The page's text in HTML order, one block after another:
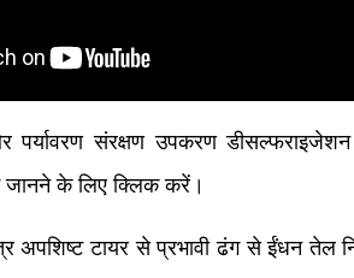
संरक्षण उपकरण
जानने के लिए क्लिक करें।
अपशिष्ट टायर से प्रभावी ढंग से ईंधन तेल